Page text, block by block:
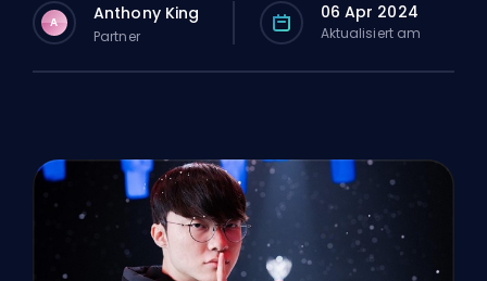
A Anthony King
Partner
06 Apr 2024
Aktualisiert am